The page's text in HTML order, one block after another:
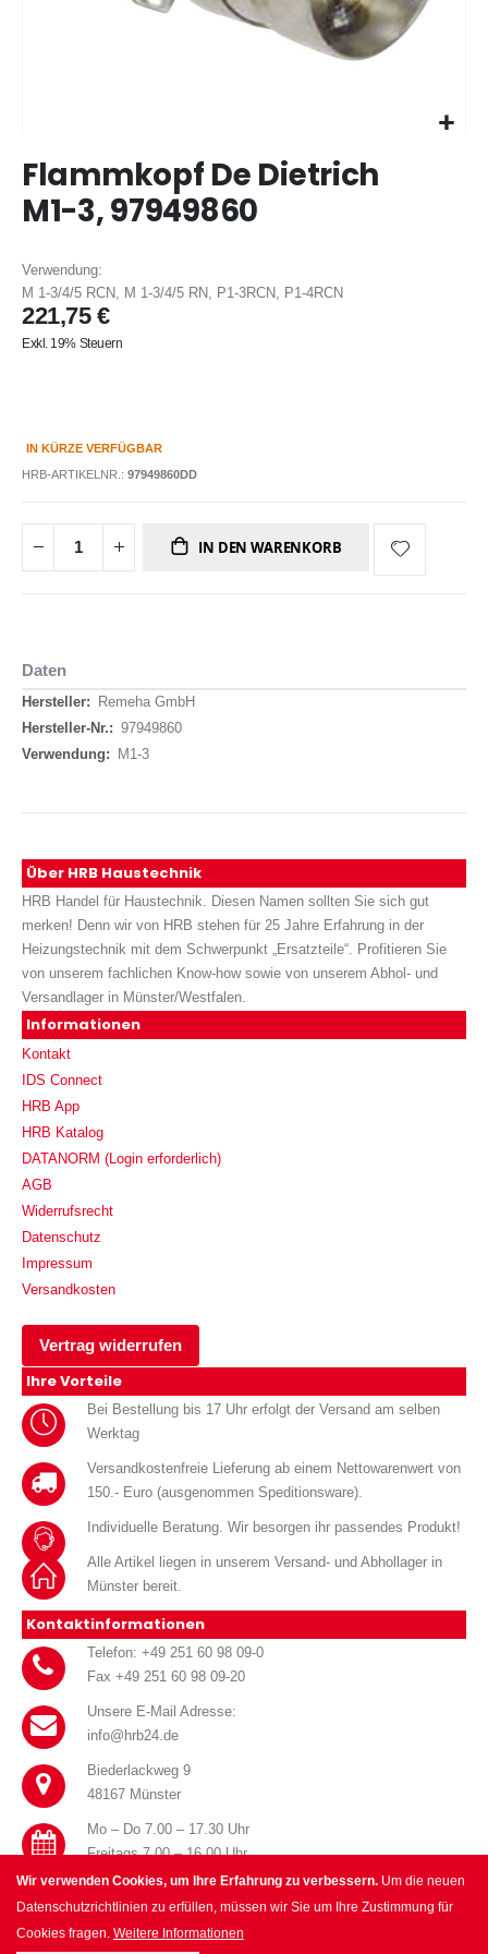
Wir verwenden Cookies, um Ihre Erfahrung zu verbessern. Um die neuen
Datenschutzrichtlinien zu erfüllen, müssen wir Sie um Ihre Zustimmung für
Cookies fragen. Weitere Informationen
Anfang
Bildergalerie
Flammkopf De Dietrich
M1-3, 97949860
Verwendung:
M 1-3/4/5 RCN, M 1-3/4/5 RN, P1-3RCN, P1-4RCN
221,75 €
Exkl. 19% Steuern
IN KÜRZE VERFÜGBAR
HRB-ARTIKELNR.: 97949860DD
IN DEN WARENKORB
Daten
Daten
Remeha GmbH
97949860
M1-3
Über HRB Haustechnik
HRB Handel für Haustechnik. Diesen Namen sollten Sie sich gut
merken! Denn wir von HRB stehen für 25 Jahre Erfahrung in der
Heizungstechnik mit dem Schwerpunkt „Ersatzteile“. Profitieren Sie
von unserem fachlichen Know-how sowie von unserem Abhol- und
Versandlager in Münster/Westfalen.
Informationen
Kontakt
IDS Connect
HRB App
HRB Katalog
DATANORM (Login erforderlich)
AGB
Widerrufsrecht
Datenschutz
Impressum
Versandkosten
Vertrag widerrufen
Ihre Vorteile
Bei Bestellung bis 17 Uhr erfolgt der Versand am selben
Werktag
Versandkostenfreie Lieferung ab einem Nettowarenwert von
150.- Euro (ausgenommen Speditionsware).
Individuelle Beratung. Wir besorgen ihr passendes Produkt!
Alle Artikel liegen in unserem Versand- und Abhollager in
Münster bereit.
Kontaktinformationen
Telefon: +49 251 60 98 09-0
Fax +49 251 60 98 09-20
Unsere E-Mail Adresse:
info@hrb24.de
Biederlackweg 9
48167 Münster
Mo – Do 7.00 – 17.30 Uhr
Freitags 7.00 – 16.00 Uhr